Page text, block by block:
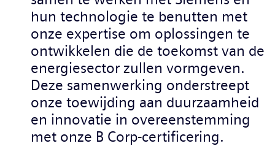
hun technologie te benutten met
onze expertise om oplossingen te
ontwikkelen die de toekomst van de
energiesector zullen vormgeven.
Deze samenwerking onderstreept
onze toewijding aan duurzaamheid
en innovatie in overeenstemming
met onze B Corp-certificering.